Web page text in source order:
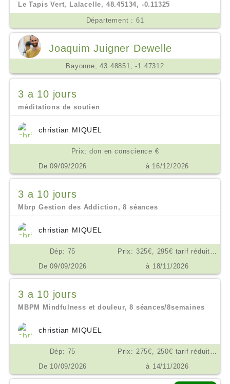
Le Tapis Vert, Lalacelle, 48.45134, -0.11325
Département : 61
Joaquim Juigner Dewelle
Bayonne, 43.48851, -1.47312
3 a 10 jours
méditations de soutien
christian MIQUEL
Prix: don en conscience €
De 09/09/2026
à 16/12/2026
3 a 10 jours
Mbrp Gestion des Addiction, 8 séances
christian MIQUEL
Dép: 75
Prix: 325€, 295€ tarif réduit, ou don en conscience selon ses moyens €
De 09/09/2026
à 18/11/2026
3 a 10 jours
MBPM Mindfulness et douleur, 8 séances/8semaines
christian MIQUEL
Dép: 75
Prix: 275€, 250€ tarif réduit, don en conscience €
De 10/09/2026
à 14/11/2026